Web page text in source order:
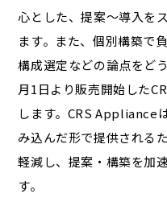
心とした、提案〜導入を
ます。また、個別構築で
構成選定などの論点をど
月1日より販売開始した
します。CRS Appliance
み込んだ形で提供される
軽減し、提案・構築を加
す。